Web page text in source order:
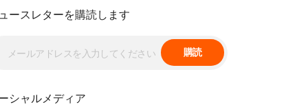
ースレターを購読します
購読
シャルメディア